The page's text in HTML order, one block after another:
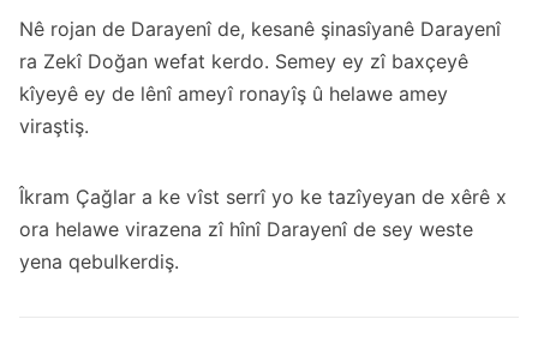
Nê rojan de Darayenî de, kesanê şinasîyanê Darayenî
ra Zekî Doğan wefat kerdo. Semey ey zî baxçeyê
kîyeyê ey de lênî ameyî ronayîş û helawe amey
viraştiş.
Îkram Çağlar a ke vîst serrî yo ke tazîyeyan de xêrê x
ora helawe virazena zî hînî Darayenî de sey weste
yena qebulkerdiş.